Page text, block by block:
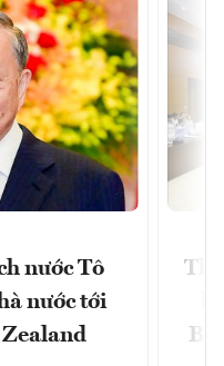
nước Tô
nước tới